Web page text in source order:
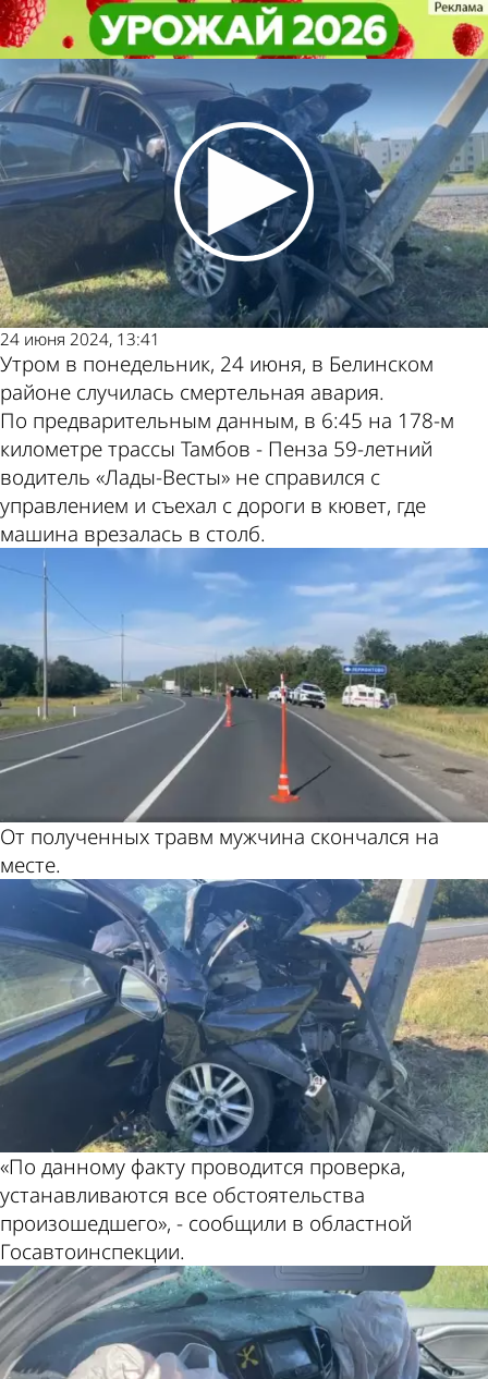
В Белинском районе в ДТП
погиб водитель «Лады-Весты»
Происшествия
24 июня 2024, 13:41
Утром в понедельник, 24 июня, в Белинском
районе случилась смертельная авария.
По предварительным данным, в 6:45 на 178-м
километре трассы Тамбов - Пенза 59-летний
водитель «Лады-Весты» не справился с
управлением и съехал с дороги в кювет, где
машина врезалась в столб.
От полученных травм мужчина скончался на
месте.
«По данному факту проводится проверка,
устанавливаются все обстоятельства
произошедшего», - сообщили в областной
Госавтоинспекции.
В Белинском районе в ДТП
погиб водитель «Лады-Весты»
Происшествия
Другие
новости по
теме
Погода и
курсы валют
в Пензе